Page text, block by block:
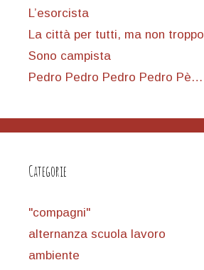
L’esorcista
La città per tutti, ma non
Sono campista
Pedro Pedro Pedro Pedro Pè…
Categorie
"compagni"
alternanza scuola lavoro
ambiente